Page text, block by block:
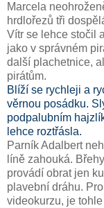
Marcela
hrdlořezů tři
Vítr se lehce stočil
jako v správném
další plachetnice,
pirátům.
Blíží se rychleji a
věrnou posádku.
podpalubním
lehce roztřásla.
Parník Adalbert
líně zahouká.
provádí obrat jen
plavební dráhu.
videokurzu, je